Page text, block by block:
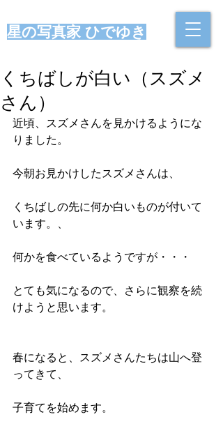
星の写真家 ひでゆき
くちばしが白い（スズメ
さん）
近頃、スズメさんを見かけるようにな
りました。
今朝お見かけしたスズメさんは、
くちばしの先に何か白いものが付いて
います。、
何かを食べているようですが・・・
とても気になるので、さらに観察を続
けようと思います。
春になると、スズメさんたちは山へ登
ってきて、
子育てを始めます。